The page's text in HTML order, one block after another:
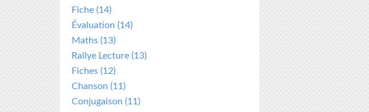
Fiche (14)
Évaluation (14)
Maths (13)
Rallye Lecture (13)
Fiches (12)
Chanson (11)
Conjugaison (11)